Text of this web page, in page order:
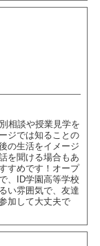
相談や授業見学を
ジでは知ることの
の生活をイメージ
を聞ける場合もあ
すめです！オープ
、ID学園高等学校
い雰囲気で、友達
加して大丈夫で